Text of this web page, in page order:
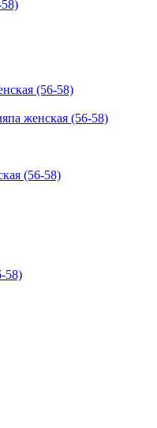
женская (56-58)
(56-58)
58)